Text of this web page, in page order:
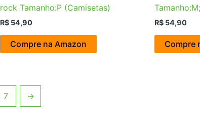
rock Tamanho:P (Camisetas)
R$ 54,90
Compre na Amazon
R$ 54,90
Compre
7 →